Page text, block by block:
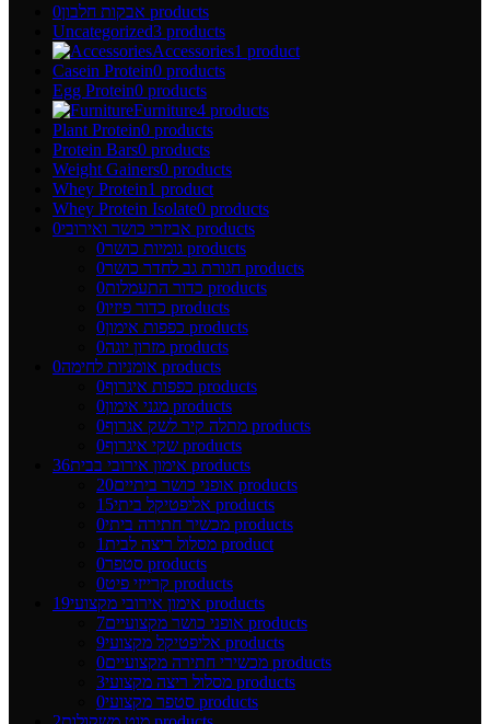
אבקות חלבון 0 products
Uncategorized3 products
Accessories1 product
Casein Protein0 products
Egg Protein0 products
Furniture4 products
Plant Protein0 products
Protein Bars0 products
Weight Gainers0 products
Whey Protein1 product
Whey Protein Isolate0 products
אביזרי כושר ואירובי 0 products
גומיות כושר 0 products
חגורת גב לחדר כושר 0 products
כדור התעמלות 0 products
כדור פיזיו 0 products
כפפות אימון 0 products
מזרון יוגה 0 products
אומניות לחימה 0 products
כפפות איגרוף 0 products
מגני אימון 0 products
מתלה קיר לשק אגרוף 0 products
שקי איגרוף 0 products
אימון אירובי בבית 36 products
אופני כושר ביתיים 20 products
אליפטיקל ביתי 15 products
מכשיר חתירה ביתי 0 products
מסלול ריצה לבית 1 product
סטפר 0 products
קרייזי פיט 0 products
אימון אירובי מקצועי 19 products
אופני כושר מקצועיים 7 products
אליפטיקל מקצועי 9 products
מכשירי חתירה מקצועיים 0 products
מסלול ריצה מקצועי 3 products
סטפר מקצועי 0 products